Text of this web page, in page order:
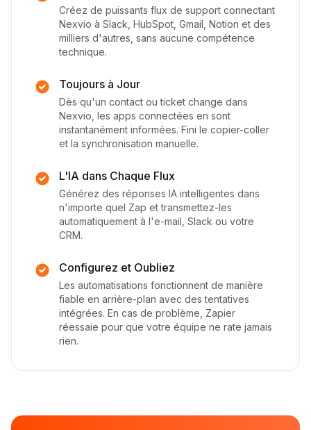
Créez de puissants flux de support connectant
Nexvio à Slack, HubSpot, Gmail, Notion et des
milliers d'autres, sans aucune compétence
technique.
Toujours à Jour
Dès qu'un contact ou ticket change dans
Nexvio, les apps connectées en sont
instantanément informées. Fini le copier-coller
et la synchronisation manuelle.
L'IA dans Chaque Flux
Générez des réponses IA intelligentes dans
n'importe quel Zap et transmettez-les
automatiquement à l'e-mail, Slack ou votre
CRM.
Configurez et Oubliez
Les automatisations fonctionnent de manière
fiable en arrière-plan avec des tentatives
intégrées. En cas de problème, Zapier
réessaie pour que votre équipe ne rate jamais
rien.